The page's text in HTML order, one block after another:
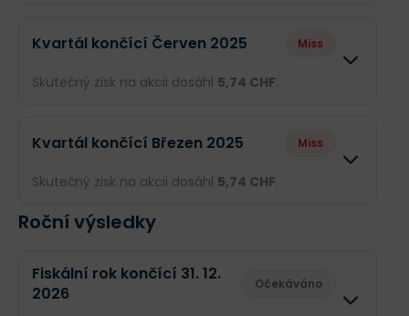
91,52 mil. CHF
EPS -- 0,1 CHF
Kvartál končící Červen 2025 Miss
Skutečný zisk na akcii dosáhl 5,74 CHF.
87,9 mil. CHF
Kvartál končící Březen 2025 Miss
Skutečný zisk na akcii dosáhl 5,74 CHF.
Obrat --
13,92 mil. CHF
Roční výsledky
Fiskální rok končící 31. 12.
2026
Očekáváno